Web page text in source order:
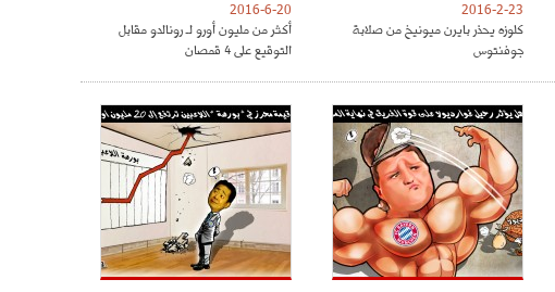
2016-2-23
كلوزه يحذر بايرن ميونيخ من صلابة
جوفنتوس
2016-6-20
أكثر من مليون أورو لـ رونالدو مقابل
التوقيع على 4 قمصان